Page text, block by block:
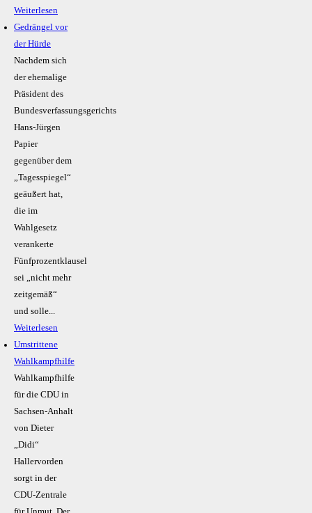
Weiterlesen
Gedrängel vor
der Hürde
Nachdem sich
der ehemalige
Präsident des
Bundesverfassungsgerichts
Hans-Jürgen
Papier
gegenüber dem
„Tagesspiegel“
geäußert hat,
die im
Wahlgesetz
verankerte
Fünfprozentklausel
sei „nicht mehr
zeitgemäß“
und solle...
Weiterlesen
Umstrittene
Wahlkampfhilfe
Wahlkampfhilfe
für die CDU in
Sachsen-Anhalt
von Dieter
„Didi“
Hallervorden
sorgt in der
CDU-Zentrale